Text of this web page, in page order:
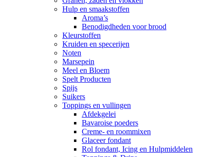
Hulp en smaakstoffen
Aroma’s
Benodigdheden voor brood
Kleurstoffen
Kruiden en specerijen
Noten
Marsepein
Meel en Bloem
Spelt Producten
Spijs
Suikers
Toppings en vullingen
Afdekgelei
Bavaroise poeders
Creme- en roommixen
Glaceer fondant
Rol fondant, Icing en Hulpmiddelen